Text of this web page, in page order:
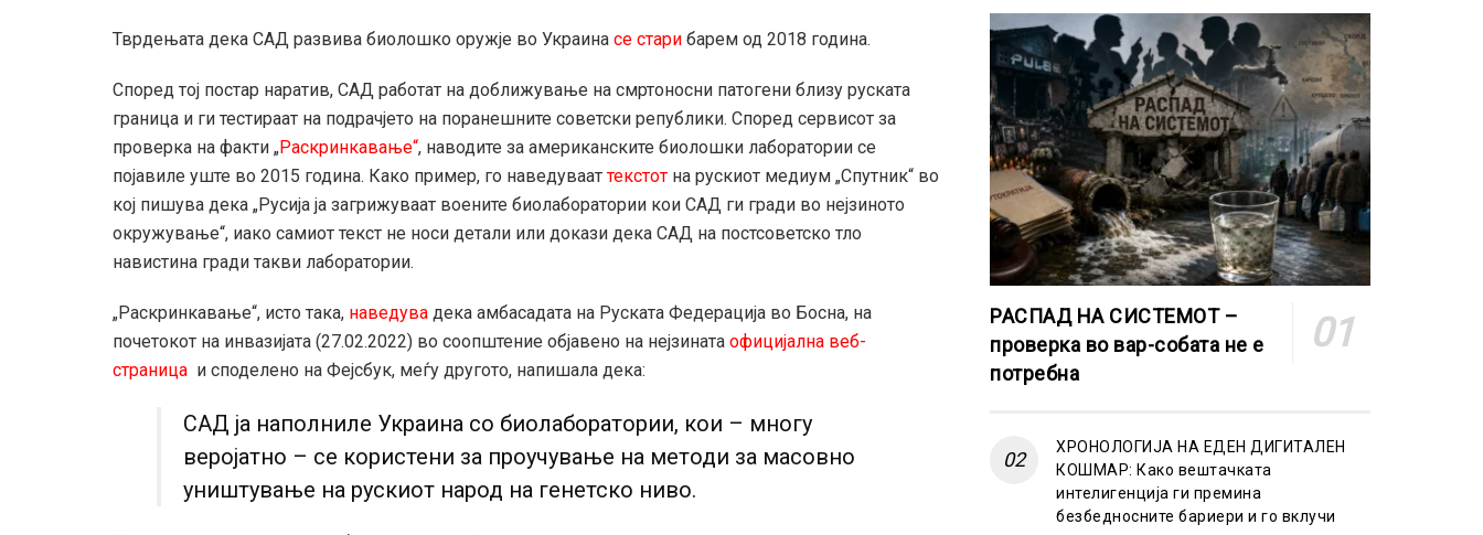
Тврдењата дека САД развива биолошко оружје во Украина се стари барем од 2018 година.
Според тој постар наратив, САД работат на доближување на смртоносни патогени близу руската
граница и ги тестираат на подрачјето на поранешните советски републики. Според сервисот за
проверка на факти „Раскринкавање“, наводите за американските биолошки лаборатории се
појавиле уште во 2015 година. Како пример, го наведувааттекстот на рускиот медиум „Спутник“ во
кој пишува дека „Русија ја загрижуваат воените биолаборатории кои САД ги гради во нејзиното
окружување“, иако самиот текст не носи детали или докази дека САД на постсоветско тло
навистина гради такви лаборатории.
„Раскринкавање“, исто така, наведува дека амбасадата на Руската Федерација во Босна, на
почетокот на инвазијата (27.02.2022) во соопштение објавено на нејзината официјална веб-
страница и споделено на Фејсбук, меѓу другото, напишала дека:
САД ја наполниле Украина со биолаборатории, кои – многу
веројатно – се користени за проучување на методи за масовно
уништување на рускиот народ на генетско ниво.
РАСПАД НА СИСТЕМОТ –
проверка во вар-собата не е
потребна
ХРОНОЛОГИЈА НА ЕДЕН ДИГИТАЛЕН
КОШМАР: Како вештачката
интелигенција ги премина
безбедносните бариери и го вклучи